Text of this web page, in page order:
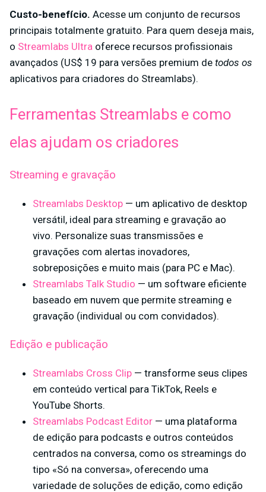
Custo-benefício. Acesse um conjunto de recursos
principais totalmente gratuito. Para quem deseja mais,
o Streamlabs Ultra oferece recursos profissionais
avançados (US$ 19 para versões premium de todos os
aplicativos para criadores do Streamlabs).
Ferramentas Streamlabs e como
elas ajudam os criadores
Streaming e gravação
Streamlabs Desktop — um aplicativo de desktop
versátil, ideal para streaming e gravação ao
vivo. Personalize suas transmissões e
gravações com alertas inovadores,
sobreposições e muito mais (para PC e Mac).
Streamlabs Talk Studio — um software eficiente
baseado em nuvem que permite streaming e
gravação (individual ou com convidados).
Edição e publicação
Streamlabs Cross Clip — transforme seus clipes
em conteúdo vertical para TikTok, Reels e
YouTube Shorts.
Streamlabs Podcast Editor — uma plataforma
de edição para podcasts e outros conteúdos
centrados na conversa, como os streamings do
tipo «Só na conversa», oferecendo uma
variedade de soluções de edição, como edição